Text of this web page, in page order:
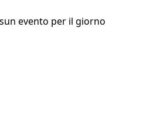
evento per il giorno